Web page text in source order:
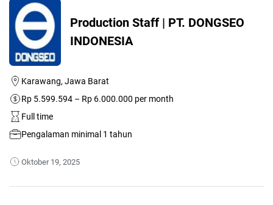
Production Staff | PT. DONGSEO
INDONESIA
Karawang, Jawa Barat
Rp 5.599.594 – Rp 6.000.000 per month
Full time
Pengalaman minimal 1 tahun
Oktober 19, 2025